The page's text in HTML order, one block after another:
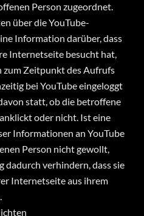
Person zugeordnet.
über die YouTube-
Information darüber, dass
Internetseite besucht hat,
zum Zeitpunkt des Aufrufs
bei YouTube eingeloggt
statt, ob die betroffene
oder nicht. Ist eine
Informationen an YouTube
Person nicht gewollt,
dadurch verhindern, dass sie
Internetseite aus ihrem